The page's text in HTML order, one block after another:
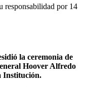
responsabilidad por 14
la ceremonia de
Hoover Alfredo
Institución.